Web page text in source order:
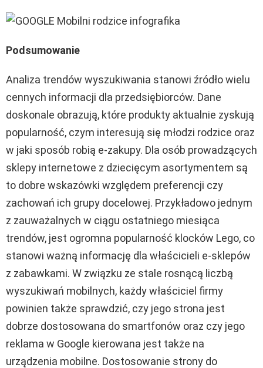
Podsumowanie
Analiza trendów wyszukiwania stanowi źródło wielu
cennych informacji dla przedsiębiorców. Dane
doskonale obrazują, które produkty aktualnie zyskują
popularność, czym interesują się młodzi rodzice oraz
w jaki sposób robią e-zakupy. Dla osób prowadzących
sklepy internetowe z dziecięcym asortymentem są
to dobre wskazówki względem preferencji czy
zachowań ich grupy docelowej. Przykładowo jednym
z zauważalnych w ciągu ostatniego miesiąca
trendów, jest ogromna popularność klocków Lego, co
stanowi ważną informację dla właścicieli e-sklepów
z zabawkami. W związku ze stale rosnącą liczbą
wyszukiwań mobilnych, każdy właściciel firmy
powinien także sprawdzić, czy jego strona jest
dobrze dostosowana do smartfonów oraz czy jego
reklama w Google kierowana jest także na
urządzenia mobilne. Dostosowanie strony do